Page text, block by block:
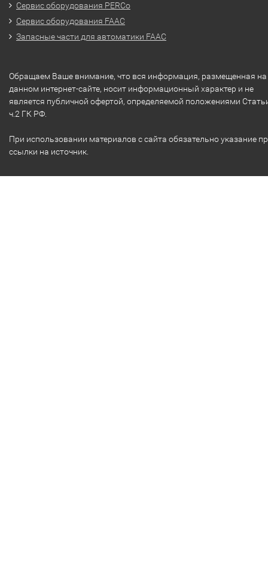
Сервис оборудования PERCo
Сервис оборудования FAAC
Запасные части для автоматики FAAC
Обращаем Ваше внимание, что вся информация, размещенная на
данном интернет-сайте, носит информационный характер и не
является публичной офертой, определяемой положениями
ч.2 ГК РФ.
При использовании материалов с сайта обязательно указание
ссылки на источник.